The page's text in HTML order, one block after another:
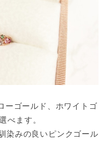
ーゴールド、ホワイトゴ
べます。
染みの良いピンクゴール